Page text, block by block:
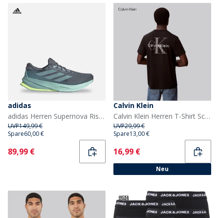
adidas
adidas Herren Supernova Rise 2 Neutrale Laufschuhe Onix/Mint Ton/Hi-Res Yellow
UVP149,99 €
Spare60,00 €
Current
89,99 €
Calvin Klein
Calvin Klein Herren T-Shirt Schwarz
UVP29,99 €
Spare13,00 €
Current
16,99 €
Neu